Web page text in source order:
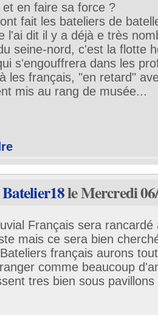
et en faire sa force ?
fait les bateliers de
l'ai dit il y a déjà e très
seine-nord, c'est la flotte
s'engouffrera dans les
les français, "en retard"
mis au rang de musée...
Batelier18le Mercredi
Français sera
mais ce sera bien
français aurons
comme beaucoup
tres bien sous